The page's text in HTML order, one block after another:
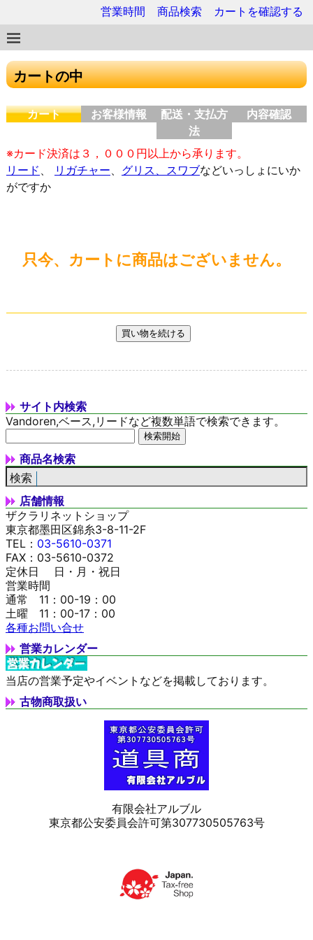
営業時間 商品検索 カートを確認する
カートの中
カート お客様情報
配送・支払方
法
内容確認
※カード決済は３，０００円以上から承ります。
リード 、 リガチャー、 グリス、スワブなどいっしょにいか
がですか
只今、カートに商品はございません。
サイト内検索
Vandoren,ベース,リードなど複数単語で検索できます。
商品名検索
店舗情報
ザクラリネットショップ
東京都墨田区錦糸3-8-11-2F
TEL： 03-5610-0371
FAX：03-5610-0372
定休日 日・月・祝日
営業時間
通常 11：00-19：00
土曜 11：00-17：00
各種お問い合せ
営業カレンダー
当店の営業予定やイベントなどを掲載しております。
古物商取扱い
有限会社アルブル
東京都公安委員会許可第307730505763号